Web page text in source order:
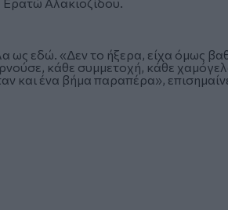
ως εδώ. «Δεν το ήξερα, είχα όμως
κάθε συμμετοχή, κάθε
και ένα βήμα παραπέρα»,